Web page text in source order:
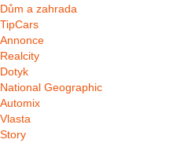
Dům a zahrada
TipCars
Annonce
Realcity
Dotyk
National Geographic
Automix
Vlasta
Story